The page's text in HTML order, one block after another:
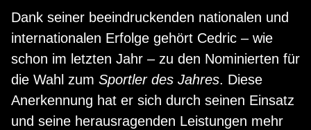
Dank seiner beeindruckenden nationalen und
internationalen Erfolge gehört Cedric – wie
schon im letzten Jahr – zu den Nominierten für
die Wahl zum Sportler des Jahres. Diese
Anerkennung hat er sich durch seinen Einsatz
und seine herausragenden Leistungen mehr